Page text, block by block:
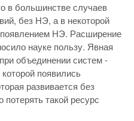
в большинстве случаев
без НЭ, а в некоторой
НЭ. Расширение
науке пользу. Явная
объединении систем -
появились
развивается без
такой ресурс